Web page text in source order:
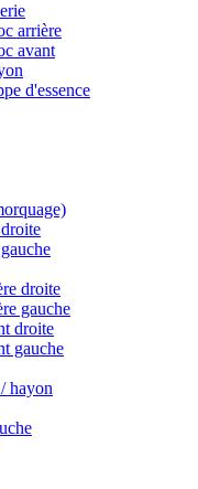
arrière
avant
d'essence
droite
gauche
droite
gauche
hayon